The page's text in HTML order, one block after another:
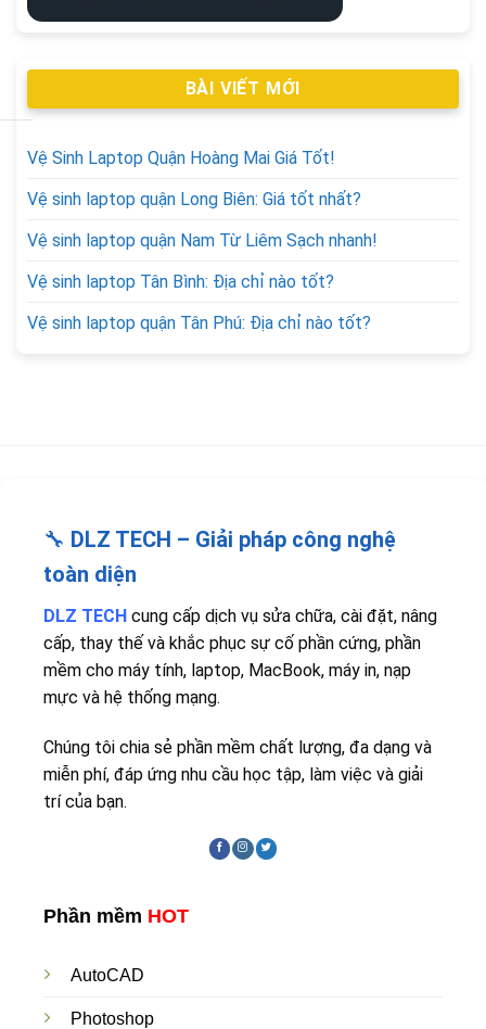
BÀI VIẾT MỚI
Vệ Sinh Laptop Quận Hoàng Mai Giá Tốt!
Vệ sinh laptop quận Long Biên: Giá tốt nhất?
Vệ sinh laptop quận Nam Từ Liêm Sạch nhanh!
Vệ sinh laptop Tân Bình: Địa chỉ nào tốt?
Vệ sinh laptop quận Tân Phú: Địa chỉ nào tốt?
🔧 DLZ TECH – Giải pháp công nghệ
toàn diện
DLZ TECH cung cấp dịch vụ sửa chữa, cài đặt, nâng
cấp, thay thế và khắc phục sự cố phần cứng, phần
mềm cho máy tính, laptop, MacBook, máy in, nạp
mực và hệ thống mạng.
Chúng tôi chia sẻ phần mềm chất lượng, đa dạng và
miễn phí, đáp ứng nhu cầu học tập, làm việc và giải
trí của bạn.
Phần mềm HOT
AutoCAD
Photoshop